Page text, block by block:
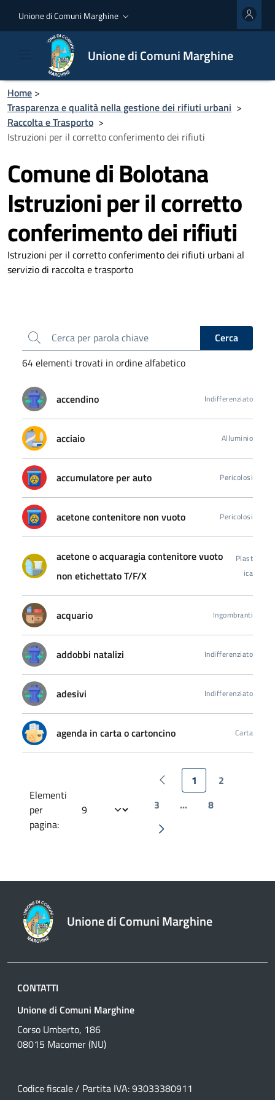
Unione di Comuni Marghine
Unione di Comuni Marghine
Home >
Trasparenza e qualità nella gestione dei rifiuti urbani >
Raccolta e Trasporto >
Istruzioni per il corretto conferimento dei rifiuti
Comune di Bolotana
Istruzioni per il corretto
conferimento dei rifiuti
Istruzioni per il corretto conferimento dei rifiuti urbani al
servizio di raccolta e trasporto
Cerca
Cerca
64 elementi trovati in ordine alfabetico
accendino Indifferenziato
acciaio Alluminio
accumulatore per auto Pericolosi
acetone contenitore non vuoto Pericolosi
acetone o acquaragia contenitore vuoto
non etichettato T/F/X
Plast
ica
acquario Ingombranti
addobbi natalizi Indifferenziato
adesivi Indifferenziato
agenda in carta o cartoncino Carta
Elementi
per
pagina:
Pagina precedente
1
2
3
... 8
Pagina successiva
Unione di Comuni Marghine
CONTATTI
Unione di Comuni Marghine
Corso Umberto, 186
08015 Macomer (NU)
Codice fiscale / Partita IVA: 93033380911